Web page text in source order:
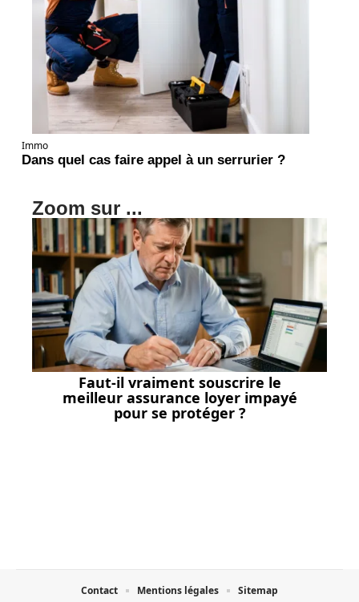
Immo
Dans quel cas faire appel à un serrurier ?
Zoom sur ...
Faut-il vraiment souscrire le
meilleur assurance loyer impayé
pour se protéger ?
Contact Mentions légales Sitemap